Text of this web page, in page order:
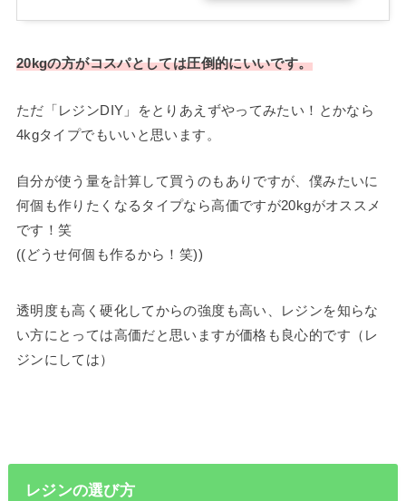
20kgの方がコスパとしては圧倒的にいいです。
ただ「レジンDIY」をとりあえずやってみたい！とかなら
4kgタイプでもいいと思います。
自分が使う量を計算して買うのもありですが、僕みたいに
何個も作りたくなるタイプなら高価ですが20kgがオススメ
です！笑
((どうせ何個も作るから！笑))
透明度も高く硬化してからの強度も高い、レジンを知らな
い方にとっては高価だと思いますが価格も良心的です（レ
ジンにしては）
レジンの選び方